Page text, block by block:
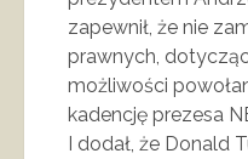
zapewnił, że nie
prawnych,
możliwości
kadencję prezesa
I dodał, że Donald